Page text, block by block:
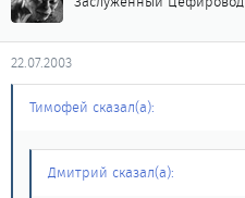
22.07.2003
Тимофей сказал(а):
Дмитрий сказал(а):